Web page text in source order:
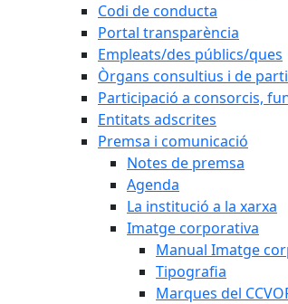
Codi de conducta
Portal transparència
Empleats/des públics/ques
Òrgans consultius i de
Participació a consorcis,
Entitats adscrites
Premsa i comunicació
Notes de premsa
Agenda
La institució a la xarxa
Imatge corporativa
Manual Imatge
Tipografia
Marques del